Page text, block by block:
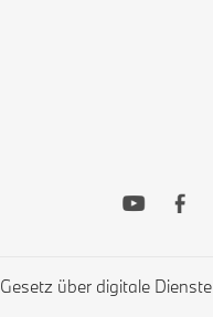
Gesetz über digitale Dienste